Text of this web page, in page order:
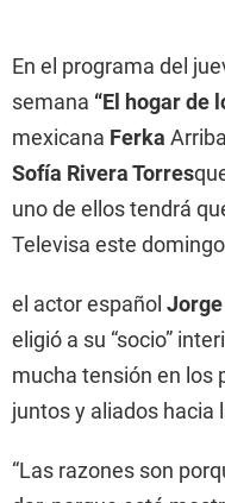
En el programa del
semana “El hogar de
mexicana Ferka Arriba
Sofía Rivera Torres
uno de ellos tendrá
Televisa este
el actor español
eligió a su “socio”
mucha tensión en los
juntos y aliados hacia
“Las razones son